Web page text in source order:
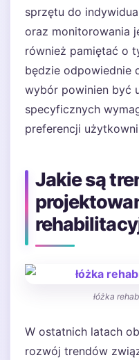
sprzętu do
oraz monitorowania
również pamiętać o
będzie odpowiednie
wybór powinien być
specyficznych
preferencji
Jakie są
łóżka
W ostatnich latach
rozwój trendów